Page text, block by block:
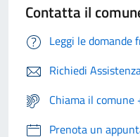
Contatta il
Leggi le domande
Richiedi
Chiama il
Prenota un